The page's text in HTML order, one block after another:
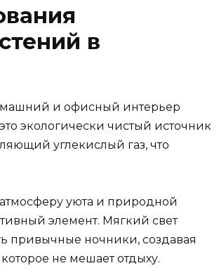
в
и офисный интерьер
экологически чистый источник
углекислый газ, что
уюта и природной
элемент. Мягкий свет
привычные ночники, создавая
не мешает отдыху.